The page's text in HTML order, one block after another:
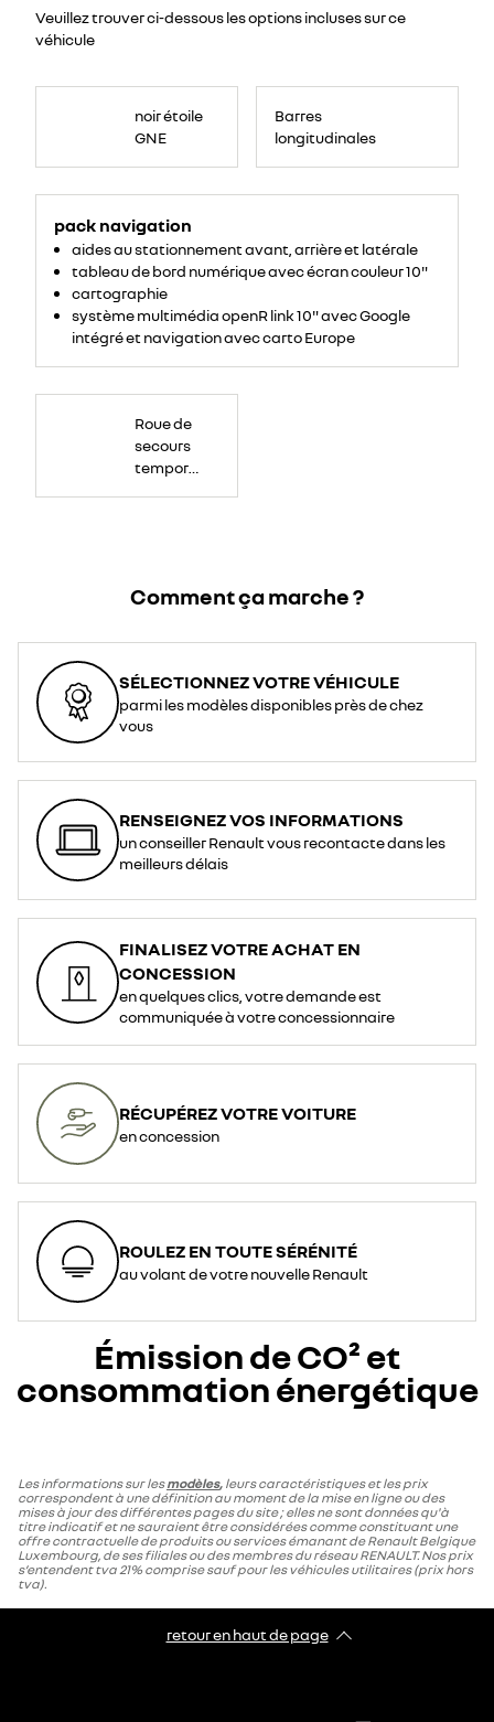
Veuillez trouver ci-dessous les options incluses sur ce
véhicule
noir étoile
GNE
Barres
longitudinales
pack navigation
aides au stationnement avant, arrière et latérale
tableau de bord numérique avec écran couleur 10"
cartographie
système multimédia openR link 10" avec Google
intégré et navigation avec carto Europe
Roue de
secours
temporaire
Comment ça marche ?
SÉLECTIONNEZ VOTRE VÉHICULE
parmi les modèles disponibles près de chez
vous
RENSEIGNEZ VOS INFORMATIONS
un conseiller Renault vous recontacte dans les
meilleurs délais
FINALISEZ VOTRE ACHAT EN
CONCESSION
en quelques clics, votre demande est
communiquée à votre concessionnaire
RÉCUPÉREZ VOTRE VOITURE
en concession
ROULEZ EN TOUTE SÉRÉNITÉ
au volant de votre nouvelle Renault
Émission de CO² et
consommation énergétique
Les informations sur lesmodèles, leurs caractéristiques et les prix
correspondent à une définition au moment de la mise en ligne ou des
mises à jour des différentes pages du site ; elles ne sont données qu'à
titre indicatif et ne sauraient être considérées comme constituant une
offre contractuelle de produits ou services émanant de Renault Belgique
Luxembourg, de ses filiales ou des membres du réseau RENAULT. Nos prix
s’entendent tva 21% comprise sauf pour les véhicules utilitaires (prix hors
tva).
retour en haut de page​